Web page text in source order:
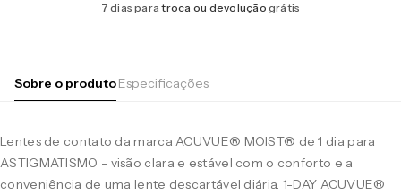
7 dias paratroca ou devolução grátis
Sobre o produtoEspecificações
Lentes de contato da marca ACUVUE® MOIST® de 1 dia para
ASTIGMATISMO - visão clara e estável com o conforto e a
conveniência de uma lente descartável diária. 1-DAY ACUVUE®